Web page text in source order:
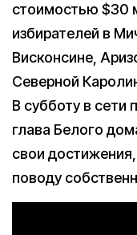
стоимостью $30
избирателей в
Висконсине,
Северной
В субботу в сети
глава Белого
свои
поводу